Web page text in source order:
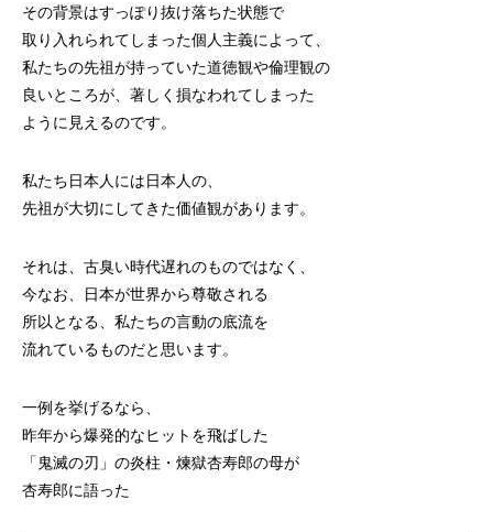
その背景はすっぽり抜け落ちた状態で
取り入れられてしまった個人主義によって、
私たちの先祖が持っていた道徳観や倫理観の
良いところが、著しく損なわれてしまった
ように見えるのです。
私たち日本人には日本人の、
先祖が大切にしてきた価値観があります。
それは、古臭い時代遅れのものではなく、
今なお、日本が世界から尊敬される
所以となる、私たちの言動の底流を
流れているものだと思います。
一例を挙げるなら、
昨年から爆発的なヒットを飛ばした
「鬼滅の刃」の炎柱・煉獄杏寿郎の母が
杏寿郎に語った